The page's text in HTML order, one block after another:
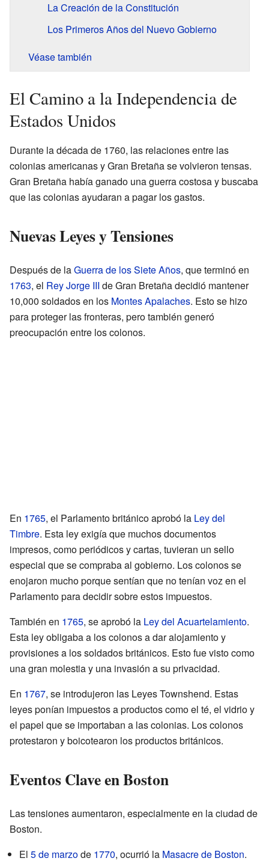
La Creación de la Constitución
Los Primeros Años del Nuevo Gobierno
Véase también
El Camino a la Independencia de
Estados Unidos
Durante la década de 1760, las relaciones entre las
colonias americanas y Gran Bretaña se volvieron tensas.
Gran Bretaña había ganado una guerra costosa y buscaba
que las colonias ayudaran a pagar los gastos.
Nuevas Leyes y Tensiones
Después de laGuerra de los Siete Años, que terminó en
1763, el Rey Jorge III de Gran Bretaña decidió mantener
10,000 soldados en los Montes Apalaches. Esto se hizo
para proteger las fronteras, pero también generó
preocupación entre los colonos.
En 1765, el Parlamento británico aprobó la Ley del
Timbre. Esta ley exigía que muchos documentos
impresos, como periódicos y cartas, tuvieran un sello
especial que se compraba al gobierno. Los colonos se
enojaron mucho porque sentían que no tenían voz en el
Parlamento para decidir sobre estos impuestos.
También en 1765, se aprobó la Ley del Acuartelamiento.
Esta ley obligaba a los colonos a dar alojamiento y
provisiones a los soldados británicos. Esto fue visto como
una gran molestia y una invasión a su privacidad.
En 1767, se introdujeron las Leyes Townshend. Estas
leyes ponían impuestos a productos como el té, el vidrio y
el papel que se importaban a las colonias. Los colonos
protestaron y boicotearon los productos británicos.
Eventos Clave en Boston
Las tensiones aumentaron, especialmente en la ciudad de
Boston.
El 5 de marzode 1770, ocurrió la Masacre de Boston.